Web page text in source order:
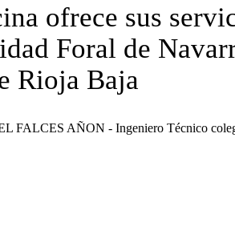
ofrece sus
Foral de
Rioja Baja
FALCES AÑON - Ingeniero Técnico